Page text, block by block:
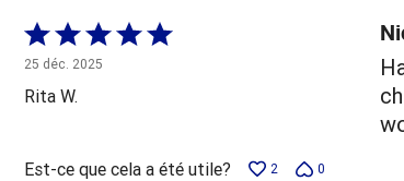
Coté
5 sur
5
25 déc. 2025
Rita W.
Est-ce que cela a été utile? 2 0